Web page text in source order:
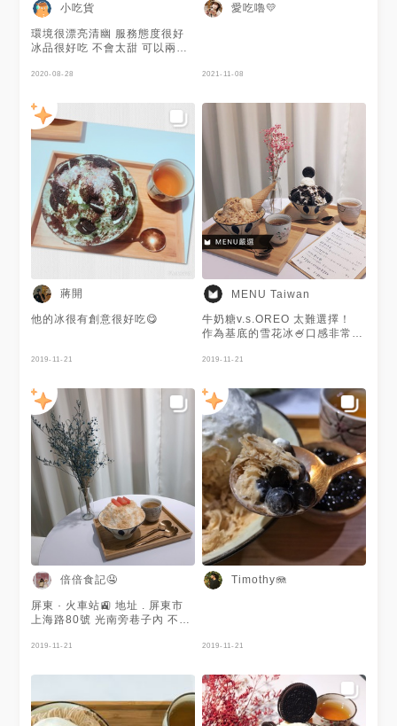
顆麻吉來增加口感，我覺得很可
愛 - ⭕香草草莓 150 香草雪花
吉來增加口感，最底部還有些草
錯欸 #屏東美食 #屏東市美食 #
屏東冰品 #高屏美食 #小自由 #
小吃貨
環境很漂亮清幽 服務態度很好
冰品很好吃 不會太甜 可以兩個
吃不完的問題
2020-08-28
愛吃嚕💛
2021-11-08
蔣開
他的冰很有創意很好吃😋
2019-11-21
MENU Taiwan
牛奶糖v.s.OREO 太難選擇！
作為基底的雪花冰🍧口感非常綿
吃多也不膩😋 還有抹茶口味🍵
謝@Iamchoppertseng提供美
照❤️屏東美食客！主要分享屏東
美食
2019-11-21
倍倍食記🤤
屏東 · 火車站🚉 地址 . 屏東市
上海路80號 光南旁巷子內 不要
玲瓏的網美雪花冰店 雪花冰口
分足夠 雪花冰內還藏有淡淡奶
香味的奶酪 吃起來超級滿足❤️
夏天還有芒果口味的 下次再去
嘗試。 美味程度：🌸🌸🌸🌸🌸
2019-11-21
Timothy🪼
2019-11-21